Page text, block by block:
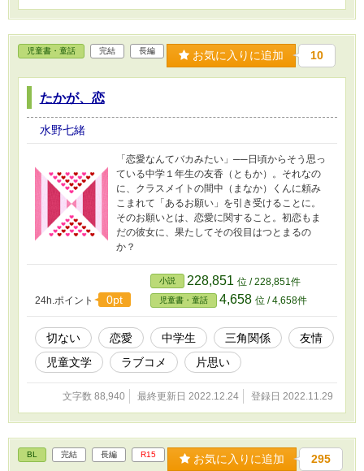
児童書・童話 完結 長編 お気に入りに追加 10
たかが、恋
水野七緒
「恋愛なんてバカみたい」──日頃からそう思っ
ている中学１年生の友香（ともか）。それなの
に、クラスメイトの間中（まなか）くんに頼み
こまれて「あるお願い」を引き受けることに。
そのお願いとは、恋愛に関すること。初恋もま
だの彼女に、果たしてその役目はつとまるの
か？
24h.ポイント 0pt
小説 228,851 位 / 228,851件
児童書・童話 4,658 位 / 4,658件
切ない 恋愛 中学生 三角関係
友情
児童文学
ラブコメ 片思い
文字数 88,940 最終更新日 2022.12.24 登録日 2022.11.29
BL 完結 長編 R15 お気に入りに追加 295